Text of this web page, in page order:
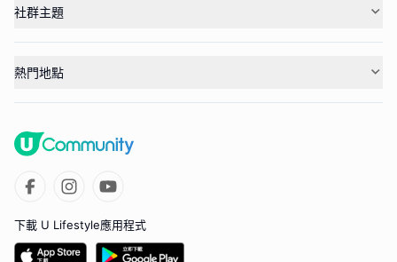
社群主題
熱門地點
下載 U Lifestyle應用程式